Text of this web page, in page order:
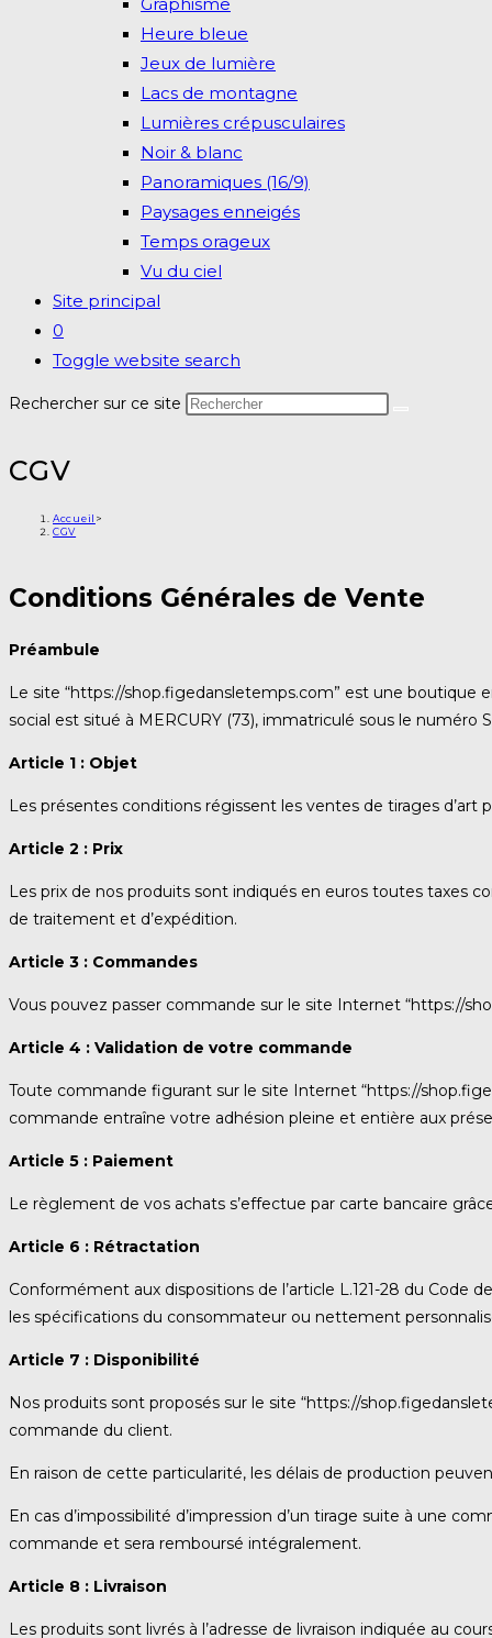
Heure bleue
Jeux de lumière
Lacs de montagne
Lumières crépusculaires
Noir & blanc
Panoramiques (16/9)
Paysages enneigés
Temps orageux
Vu du ciel
Site principal
0
Toggle website search
Rechercher sur ce site
CGV
Accueil >
CGV
Conditions Générales de Vente
Préambule
Le site “https://shop.figedansletemps.com” est une boutique
social est situé à MERCURY (73), immatriculé sous le
Article 1 : Objet
Les présentes conditions régissent les ventes de tirages d’art
Article 2 : Prix
Les prix de nos produits sont indiqués en euros toutes taxes
de traitement et d’expédition.
Article 3 : Commandes
Vous pouvez passer commande sur le site Internet “https://
Article 4 : Validation de votre commande
Toute commande figurant sur le site Internet “https://
commande entraîne votre adhésion pleine et entière aux
Article 5 : Paiement
Le règlement de vos achats s’effectue par carte bancaire
Article 6 : Rétractation
Conformément aux dispositions de l’article L.121-28 du Code
les spécifications du consommateur ou nettement
Article 7 : Disponibilité
Nos produits sont proposés sur le site “https://
commande du client.
En raison de cette particularité, les délais de production
En cas d’impossibilité d’impression d’un tirage suite à une
commande et sera remboursé intégralement.
Article 8 : Livraison
Les produits sont livrés à l’adresse de livraison indiquée au